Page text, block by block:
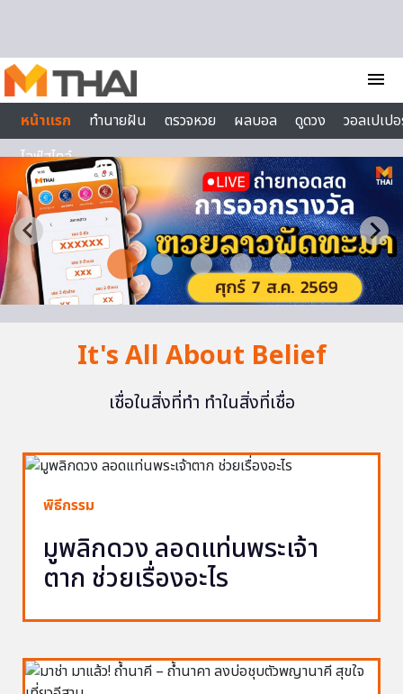
menu
หน้าแรก
ทำนายฝัน ตรวจหวย ผลบอล ดูดวง
วอลเปเป
ไลฟ์สไตล์
It's All About Belief
เชื่อในสิ่งที่ทำ ทำในสิ่งที่เชื่อ
พิธีกรรม
มูพลิกดวง ลอดแท่นพระเจ้า
ตาก ช่วยเรื่องอะไร